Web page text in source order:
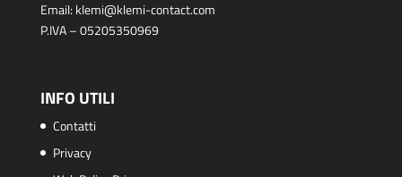
Email: klemi@klemi-contact.com
P.IVA – 05205350969
INFO UTILI
Contatti
Privacy